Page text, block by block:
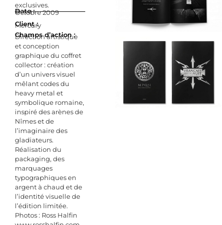
exclusives.
Date :
Octobre 2009
Client :
Mercury
Champs d’action :
Direction artistique
et conception
graphique du coffret
collector : création
d’un univers visuel
mêlant codes du
heavy metal et
symbolique romaine,
inspiré des arènes de
Nîmes et de
l’imaginaire des
gladiateurs.
Réalisation du
packaging, des
marquages
typographiques en
argent à chaud et de
l’identité visuelle de
l’édition limitée.
Photos : Ross Halfin